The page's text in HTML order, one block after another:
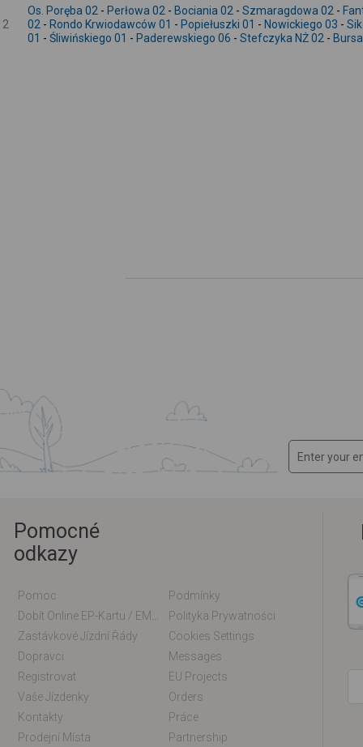
2
Os. Poręba 02 - Perłowa 02 - Bociania 02 - Szmaragdowa 02 -
02 - Rondo Krwiodawców 01 - Popiełuszki 01 - Nowickiego 03 -
01 - Śliwińskiego 01 - Paderewskiego 06 - Stefczyka NŻ 02 -
Pomocné
odkazy
Pomoc
Podmínky
Polityka Prywatności
Zastávkové Jízdní Řády
Cookies Settings
Dopravci
Messages
Registrovat
EU Projects
Vaše Jízdenky
Orders
Kontakty
Práce
Prodejní Místa
Partnership